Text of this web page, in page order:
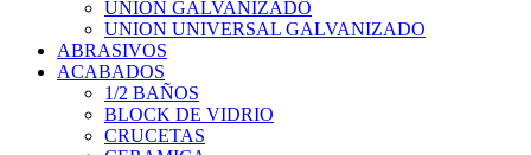
UNION GALVANIZADO
UNION UNIVERSAL GALVANIZADO
ABRASIVOS
ACABADOS
1/2 BAÑOS
BLOCK DE VIDRIO
CRUCETAS